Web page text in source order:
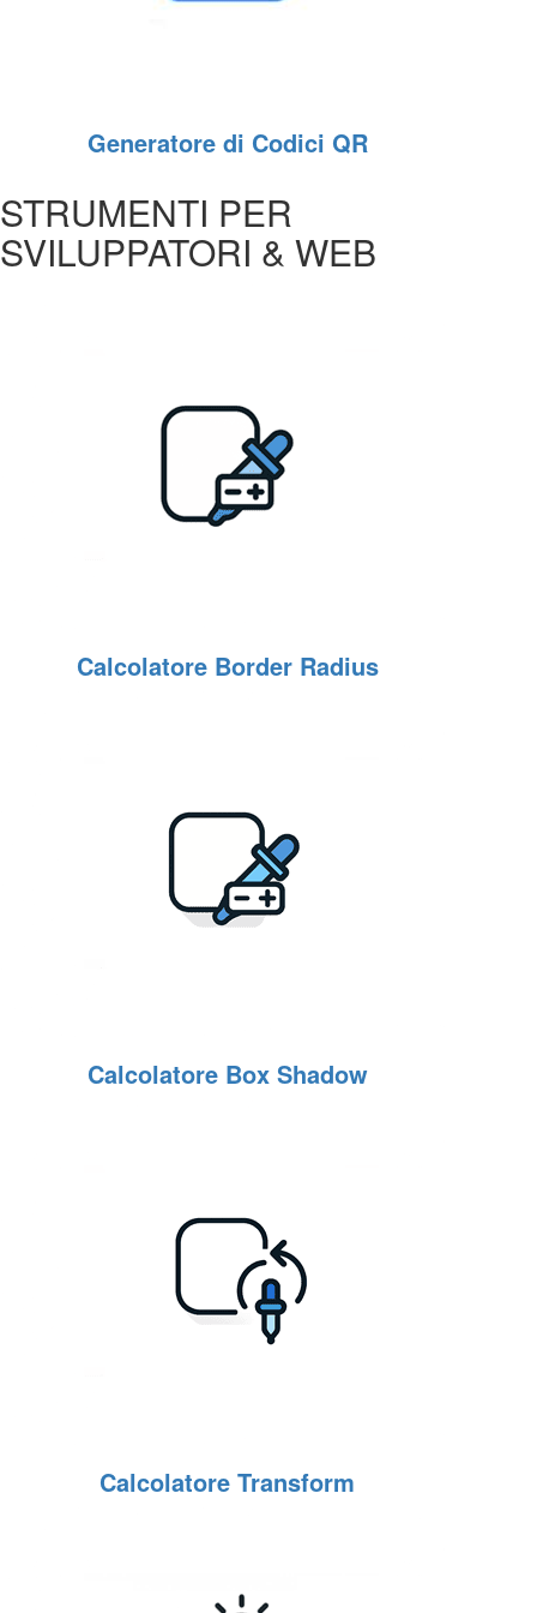
Generatore di Codici QR
STRUMENTI PER
SVILUPPATORI & WEB
Calcolatore Border Radius
Calcolatore Box Shadow
Calcolatore Transform